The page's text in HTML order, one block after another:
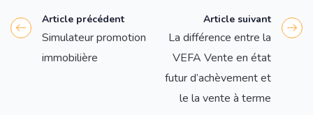
Article précédent
Simulateur promotion
immobilière
Article suivant
La différence entre la
VEFA Vente en état
futur d’achèvement et
le la vente à terme